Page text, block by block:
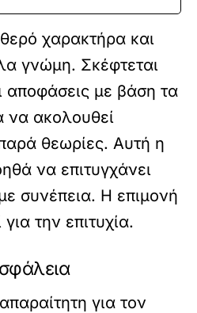
χαρακτήρα και
γνώμη. Σκέφτεται
αποφάσεις με βάση τα
να ακολουθεί
θεωρίες. Αυτή η
να επιτυγχάνει
συνέπεια. Η επιμονή
για την επιτυχία.
για τον